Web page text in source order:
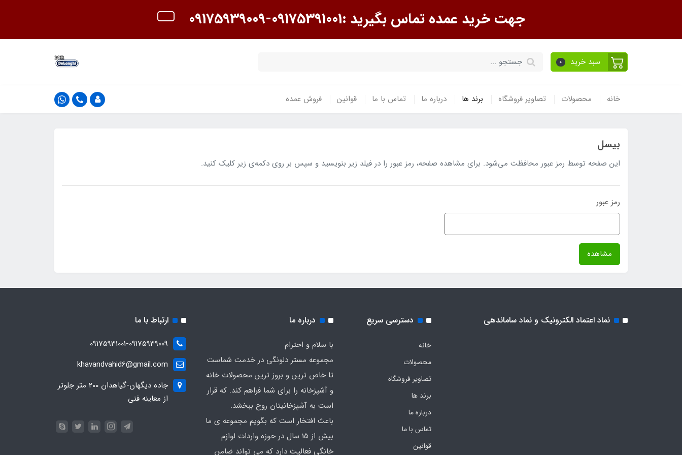
جهت خرید عمده تماس بگیرید :09175391001-09175939009
سبد خرید 0
خانه محصولات تصاویر فروشگاه برند ها درباره ما تماس با ما قوانین فروش عمده
بیسل
این صفحه توسط رمز عبور محافظت می‌شود. برای مشاهده صفحه، رمز عبور را در فیلد زیر بنویسید و سپس بر روی دکمه‌ی زیر کلیک کنید.
رمز عبور
مشاهده
نماد اعتماد الکترونیک و نماد ساماندهی دسترسی سریع
خانه
محصولات
تصاویر فروشگاه
برند ها
درباره ما
تماس با ما
قوانین
درباره ما
با سلام و احترام
مجموعه مستر دلونگی در خدمت شماست
تا خاص ترین و بروز ترین محصولات خانه
و آشپزخانه را برای شما فراهم کند. که قرار
است به آشپزخانیتان روح ببخشد.
باعث افتخار است که بگویم مجموعه ی ما
بیش از 15 سال در حوزه واردات لوازم
خانگی فعالیت دارد که می تواند ضامن
ارتباط با ما
09175931001-09175939009
khavandvahid6@gmail.com
جاده دیگهان-گیاهدان 200 متر جلوتر
از معاینه فنی